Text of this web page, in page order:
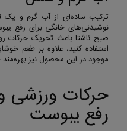
ترکیب ساده‌ای از آب گرم و یک
نوشیدنی‌های خانگی برای رفع
صبح ناشتا باعث تحریک حرکات
استفاده کنید، علاوه بر طعم
موجود در این محصول نیز
حرکات ورزشی
رفع یبوست